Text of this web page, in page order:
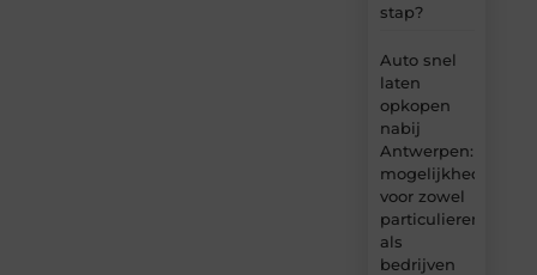
stap?
Auto snel
laten
opkopen
nabij
Antwerpen:
mogelijkheden
voor zowel
particulieren
als
bedrijven